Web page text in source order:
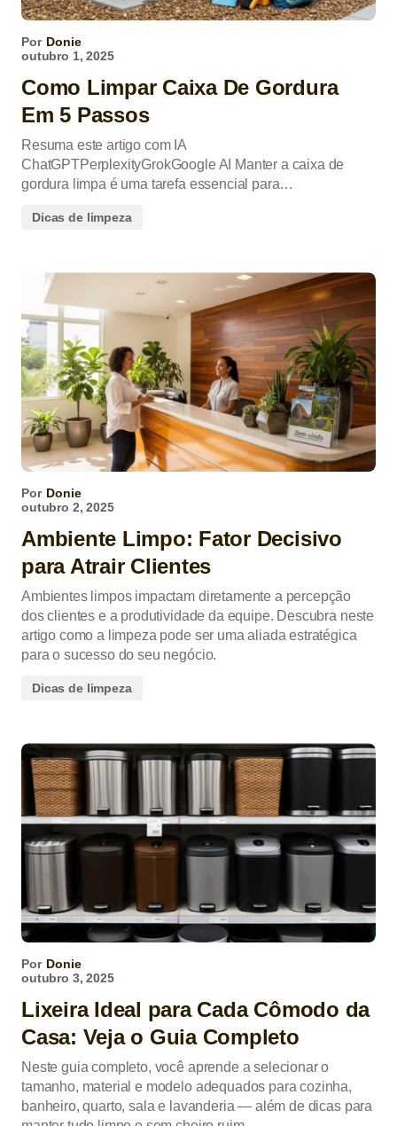
Por Donie
outubro 1, 2025
Como Limpar Caixa De Gordura
Em 5 Passos
Resuma este artigo com IA
ChatGPTPerplexityGrokGoogle AI Manter a caixa de
gordura limpa é uma tarefa essencial para…
Dicas de limpeza
Por Donie
outubro 2, 2025
Ambiente Limpo: Fator Decisivo
para Atrair Clientes
Ambientes limpos impactam diretamente a percepção
dos clientes e a produtividade da equipe. Descubra neste
artigo como a limpeza pode ser uma aliada estratégica
para o sucesso do seu negócio.
Dicas de limpeza
Por Donie
outubro 3, 2025
Lixeira Ideal para Cada Cômodo da
Casa: Veja o Guia Completo
Neste guia completo, você aprende a selecionar o
tamanho, material e modelo adequados para cozinha,
banheiro, quarto, sala e lavanderia — além de dicas para